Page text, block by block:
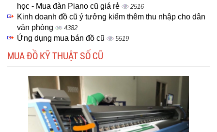
học - Mua đàn Piano cũ giá rẻ
2516
Kinh doanh đồ cũ ý tưởng kiểm thêm thu nhập cho dân
văn phòng
4382
Ứng dụng mua bán đồ cũ 5519
MUA ĐỒ KỸ THUẬT SỐ CŨ